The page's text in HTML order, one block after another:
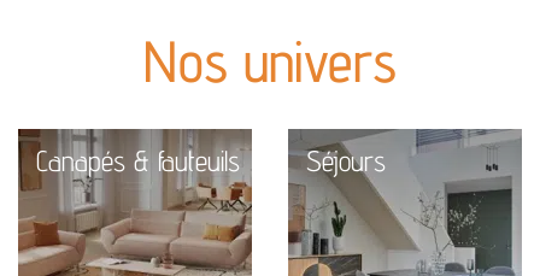
Nos univers
Canapés & fauteuils Séjours